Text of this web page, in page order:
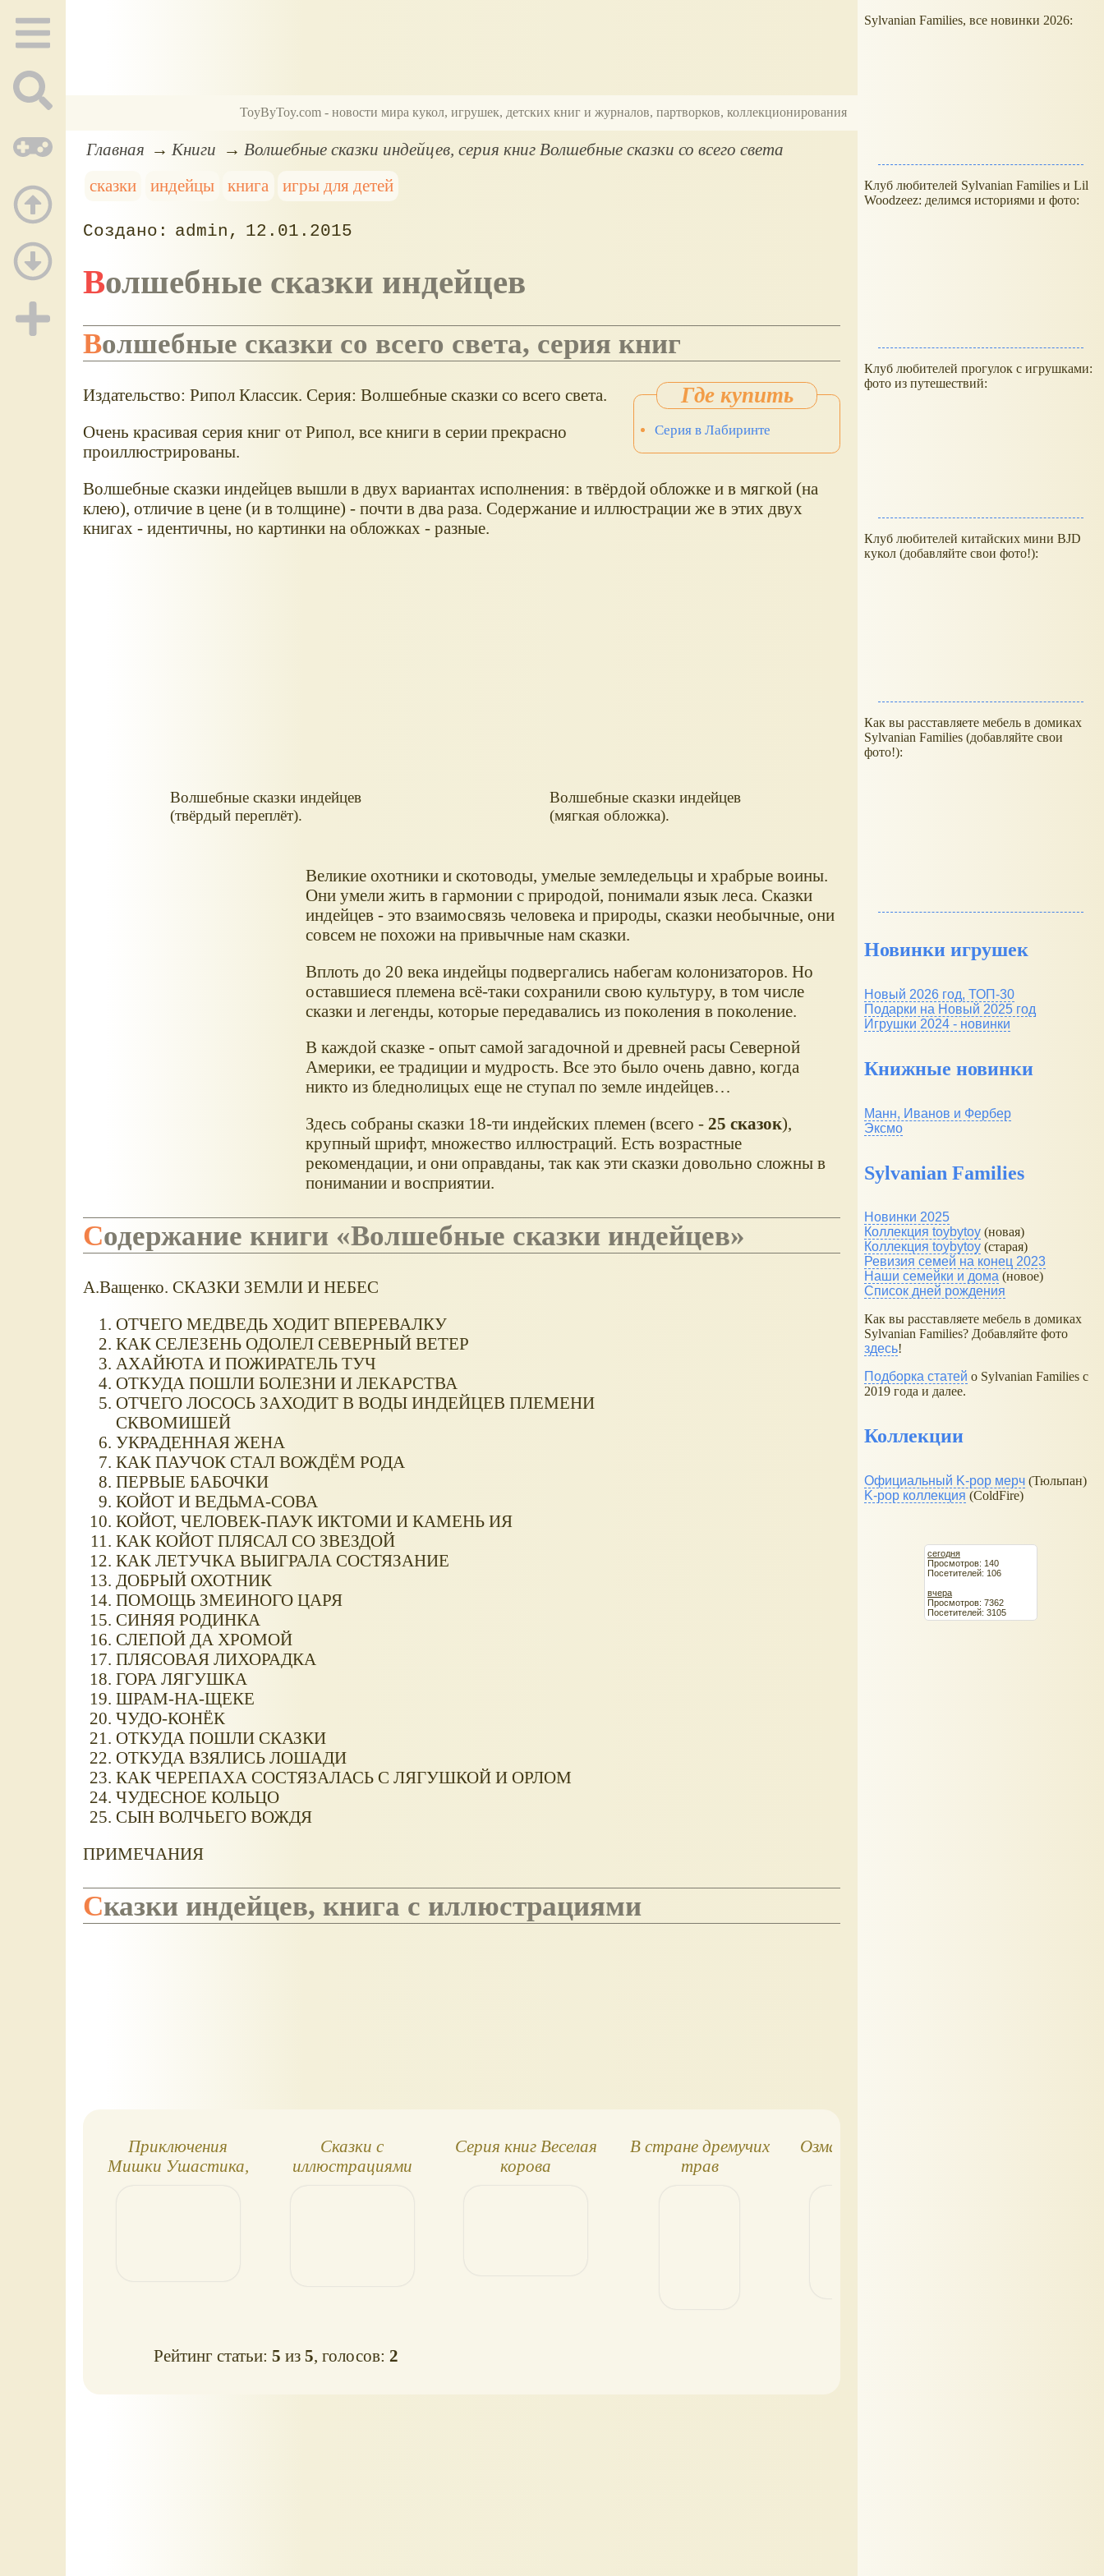
ToyByToy.com - новости мира кукол, игрушек, детских книг и журналов, партворков, коллекционирования
Главная Книги
Волшебные сказки индейцев, серия книг Волшебные сказки со всего света
сказки
индейцы книга игры для детей
admin 12.01.2015
Волшебные сказки индейцев
Волшебные сказки со всего света, серия книг
Серия в Лабиринте
Издательство: Рипол Классик. Серия: Волшебные сказки со всего света.
Очень красивая серия книг от Рипол, все книги в серии прекрасно
проиллюстрированы.
Волшебные сказки индейцев вышли в двух вариантах исполнения: в твёрдой обложке и в мягкой (на
клею), отличие в цене (и в толщине) - почти в два раза. Содержание и иллюстрации же в этих двух
книгах - идентичны, но картинки на обложках - разные.
Волшебные сказки индейцев
(твёрдый переплёт).
Волшебные сказки индейцев
(мягкая обложка).
Великие охотники и скотоводы, умелые земледельцы и храбрые воины.
Они умели жить в гармонии с природой, понимали язык леса. Сказки
индейцев - это взаимосвязь человека и природы, сказки необычные, они
совсем не похожи на привычные нам сказки.
Вплоть до 20 века индейцы подвергались набегам колонизаторов. Но
оставшиеся племена всё-таки сохранили свою культуру, в том числе
сказки и легенды, которые передавались из поколения в поколение.
В каждой сказке - опыт самой загадочной и древней расы Северной
Америки, ее традиции и мудрость. Все это было очень давно, когда
никто из бледнолицых еще не ступал по земле индейцев…
Здесь собраны сказки 18-ти индейских племен (всего - 25 сказок),
крупный шрифт, множество иллюстраций. Есть возрастные
рекомендации, и они оправданы, так как эти сказки довольно сложны в
понимании и восприятии.
Содержание книги «Волшебные сказки индейцев»
А.Ващенко. СКАЗКИ ЗЕМЛИ И НЕБЕС
ОТЧЕГО МЕДВЕДЬ ХОДИТ ВПЕРЕВАЛКУ
КАК СЕЛЕЗЕНЬ ОДОЛЕЛ СЕВЕРНЫЙ ВЕТЕР
АХАЙЮТА И ПОЖИРАТЕЛЬ ТУЧ
ОТКУДА ПОШЛИ БОЛЕЗНИ И ЛЕКАРСТВА
ОТЧЕГО ЛОСОСЬ ЗАХОДИТ В ВОДЫ ИНДЕЙЦЕВ ПЛЕМЕНИ
СКВОМИШЕЙ
УКРАДЕННАЯ ЖЕНА
КАК ПАУЧОК СТАЛ ВОЖДЁМ РОДА
ПЕРВЫЕ БАБОЧКИ
КОЙОТ И ВЕДЬМА-СОВА
КОЙОТ, ЧЕЛОВЕК-ПАУК ИКТОМИ И КАМЕНЬ ИЯ
КАК КОЙОТ ПЛЯСАЛ СО ЗВЕЗДОЙ
КАК ЛЕТУЧКА ВЫИГРАЛА СОСТЯЗАНИЕ
ДОБРЫЙ ОХОТНИК
ПОМОЩЬ ЗМЕИНОГО ЦАРЯ
СИНЯЯ РОДИНКА
СЛЕПОЙ ДА ХРОМОЙ
ПЛЯСОВАЯ ЛИХОРАДКА
ГОРА ЛЯГУШКА
ШРАМ-НА-ЩЕКЕ
ЧУДО-КОНЁК
ОТКУДА ПОШЛИ СКАЗКИ
ОТКУДА ВЗЯЛИСЬ ЛОШАДИ
КАК ЧЕРЕПАХА СОСТЯЗАЛАСЬ С ЛЯГУШКОЙ И ОРЛОМ
ЧУДЕСНОЕ КОЛЬЦО
СЫН ВОЛЧЬЕГО ВОЖДЯ
ПРИМЕЧАНИЯ
Сказки индейцев, книга с иллюстрациями
Приключения
Мишки Ушастика,
Сказки с
иллюстрациями
Серия книг Веселая
корова
В стране дремучих
трав
Озма из страны Оз
Рейтинг статьи:5 из5, голосов:2
Sylvanian Families, все новинки 2026:
Клуб любителей Sylvanian Families и Lil
Woodzeez: делимся историями и фото:
Клуб любителей прогулок с игрушками:
фото из путешествий:
Клуб любителей китайских мини BJD
кукол (добавляйте свои фото!):
Как вы расставляете мебель в домиках
Sylvanian Families (добавляйте свои
фото!):
Новинки игрушек
Новый 2026 год, ТОП-30
Подарки на Новый 2025 год
Игрушки 2024 - новинки
Книжные новинки
Манн, Иванов и Фербер
Эксмо
Sylvanian Families
Новинки 2025
Коллекция toybytoy (новая)
Коллекция toybytoy (старая)
Ревизия семей на конец 2023
Наши семейки и дома (новое)
Список дней рождения
Как вы расставляете мебель в домиках
Sylvanian Families? Добавляйте фото
здесь!
Подборка статей о Sylvanian Families с
2019 года и далее.
Коллекции
Официальный K-pop мерч (Тюльпан)
K-pop коллекция (ColdFire)
сегодня
Просмотров: 140
Посетителей: 106
вчера
Просмотров: 7362
Посетителей: 3105